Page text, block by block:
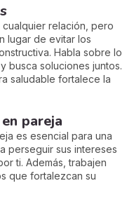
relación, pero
lugar de evitar los
Habla sobre lo
busca soluciones juntos.
saludable fortalece la
pareja
es esencial para una
perseguir sus intereses
ti. Además, trabajen
que fortalezcan su